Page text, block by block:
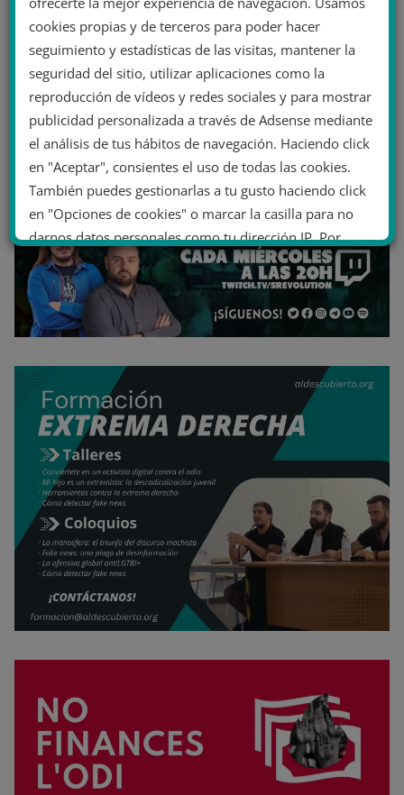
cookies propias y de terceros para poder hacer
seguimiento y estadísticas de las visitas, mantener la
seguridad del sitio, utilizar aplicaciones como la
reproducción de vídeos y redes sociales y para mostrar
publicidad personalizada a través de Adsense mediante
el análisis de tus hábitos de navegación. Haciendo click
en "Aceptar", consientes el uso de todas las cookies.
También puedes gestionarlas a tu gusto haciendo click
en "Opciones de cookies" o marcar la casilla para no
darnos datos personales como tu dirección IP. Por
último, puedes leer nuestra Política de cookies.
No dar mi información personal
Opciones de cookies Aceptar cookies
Rechazar cookies Política de cookies